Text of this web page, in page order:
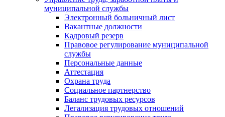
муниципальной службы
Электронный больничный лист
Вакантные должности
Кадровый резерв
Правовое регулирование муниципальной
службы
Персональные данные
Аттестация
Охрана труда
Социальное партнерство
Баланс трудовых ресурсов
Легализация трудовых отношений